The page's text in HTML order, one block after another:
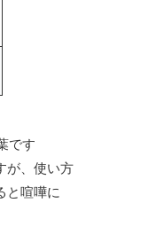
です
、使い方
喧嘩に